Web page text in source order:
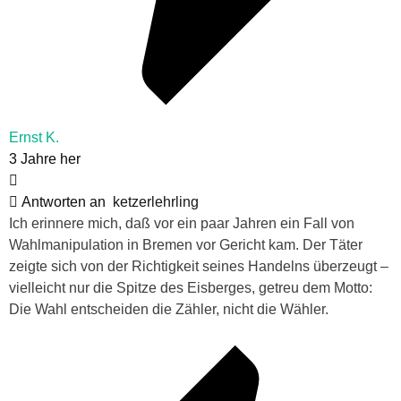
Ernst K.
3 Jahre her
Antworten an
ketzerlehrling
Ich erinnere mich, daß vor ein paar Jahren ein Fall von
Wahlmanipulation in Bremen vor Gericht kam. Der Täter
zeigte sich von der Richtigkeit seines Handelns überzeugt –
vielleicht nur die Spitze des Eisberges, getreu dem Motto:
Die Wahl entscheiden die Zähler, nicht die Wähler.